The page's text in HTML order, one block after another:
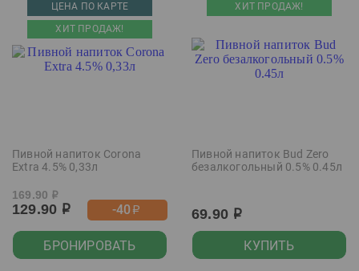
ЦЕНА ПО КАРТЕ
ХИТ ПРОДАЖ!
Пивной напиток Corona
Extra 4.5% 0,33л
169.90 р
129.90 р -40р
БРОНИРОВАТЬ
ХИТ ПРОДАЖ!
Пивной напиток Bud Zero
безалкогольный 0.5% 0.45л
69.90 р
КУПИТЬ